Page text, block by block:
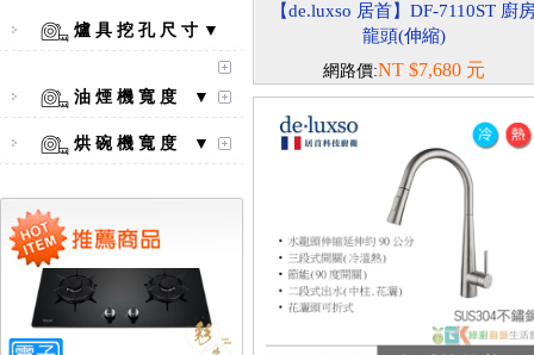
爐 具 挖 孔 尺 寸 ▼
油 煙 機 寬 度 ▼
烘 碗 機 寬 度 ▼
【林內Rinnai】 RB-L2600S(A)
口爐
【de.luxso 居首】DF-7110ST 廚
龍頭(伸縮)
網路價:NT $7,680 元